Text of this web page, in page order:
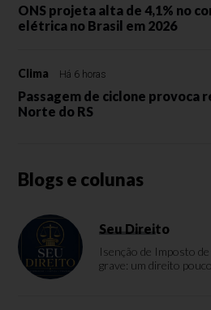
ONS projeta alta de 4,1% no
elétrica no Brasil em 2026
Clima Há 6 horas
Passagem de ciclone provoca
Norte do RS
Blogs e colunas
Seu Direito
Isenção de Imposto
grave: um direito